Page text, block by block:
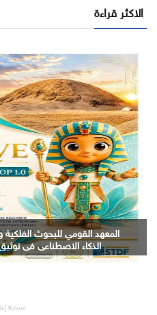
الاكثر قراءة
التعليم العالي: جامعة الدلتا
في المؤتمر العلمي الدولي
يوظف الذكاء
مساحة